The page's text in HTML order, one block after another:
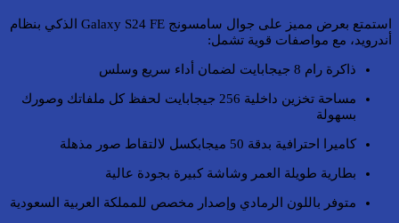
استمتع بعرض مميز على جوال سامسونج Galaxy S24 FE الذكي بنظام
أندرويد، مع مواصفات قوية تشمل:
ذاكرة رام 8 جيجابايت لضمان أداء سريع وسلس
مساحة تخزين داخلية 256 جيجابايت لحفظ كل ملفاتك وصورك
بسهولة
كاميرا احترافية بدقة 50 ميجابكسل لالتقاط صور مذهلة
بطارية طويلة العمر وشاشة كبيرة بجودة عالية
متوفر باللون الرمادي وإصدار مخصص للمملكة العربية السعودية